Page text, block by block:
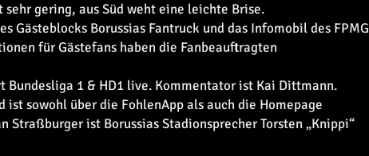
gering, aus Süd weht eine leichte Brise.
Gästeblocks Borussias Fantruck und das Infomobil des FPMG
für Gästefans haben die Fanbeauftragten
Bundesliga 1 & HD1 live. Kommentator ist Kai Dittmann.
ist sowohl über die FohlenApp als auch die Homepage
Straßburger ist Borussias Stadionsprecher Torsten „Knippi“